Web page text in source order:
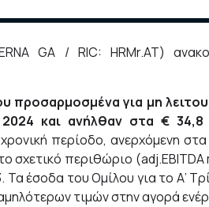
GA / RIC: HRMr.AT)
για μη
και ανήλθαν στα € 34,8
περίοδο, ανερχόμενη
σχετικό περιθώριο
Τα έσοδα του Ομίλου για το Α’
τιμών στην αγορά